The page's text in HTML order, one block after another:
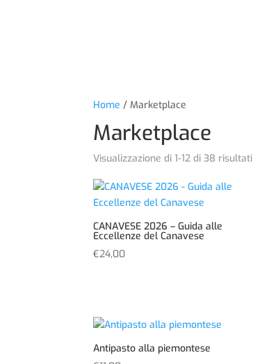
Home / Marketplace
Marketplace
Visualizzazione di 1-12 di 38 risultati
CANAVESE 2026 – Guida alle
Eccellenze del Canavese
€24,00
Antipasto alla piemontese